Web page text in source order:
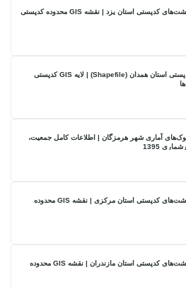
دانلود شیپ فایل گشت‌های کدپستی استان یزد | نقشه GIS محدوده کدپستی
نقشه گشت‌های کدپستی استان همدان (Shapefile) | لایه GIS کدپستی
آماری شهر هرمزگان | اطلاعات کامل جمعیت،
1395
دانلود شیپ فایل گشت‌های کدپستی استان مرکزی | نقشه GIS محدوده
دانلود شیپ فایل گشت‌های کدپستی استان مازندران | نقشه GIS محدوده